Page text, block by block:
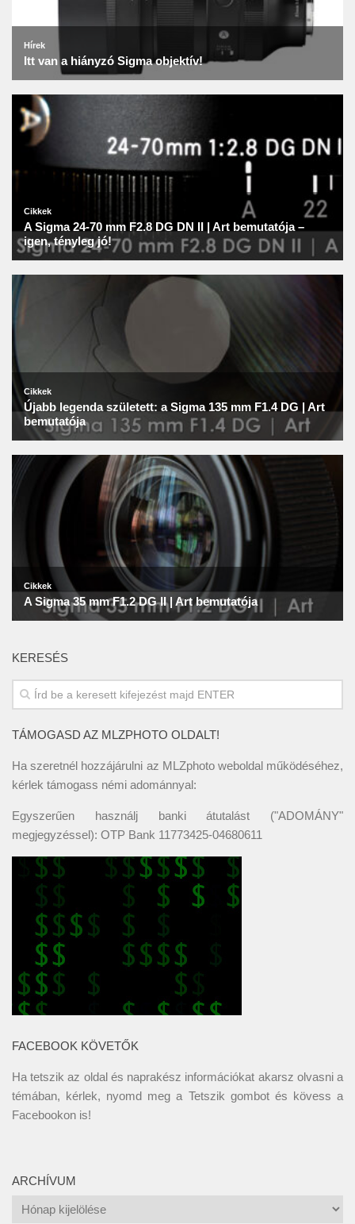
KERESÉS
TÁMOGASD AZ MLZPHOTO OLDALT!
Ha szeretnél hozzájárulni az MLZphoto weboldal működéséhez,
kérlek támogass némi adománnyal:
Egyszerűen használj banki átutalást ("ADOMÁNY"
megjegyzéssel): OTP Bank 11773425-04680611
FACEBOOK KÖVETŐK
Ha tetszik az oldal és naprakész információkat akarsz olvasni a
témában, kérlek, nyomd meg a Tetszik gombot és kövess a
Facebookon is!
ARCHÍVUM
Archívum